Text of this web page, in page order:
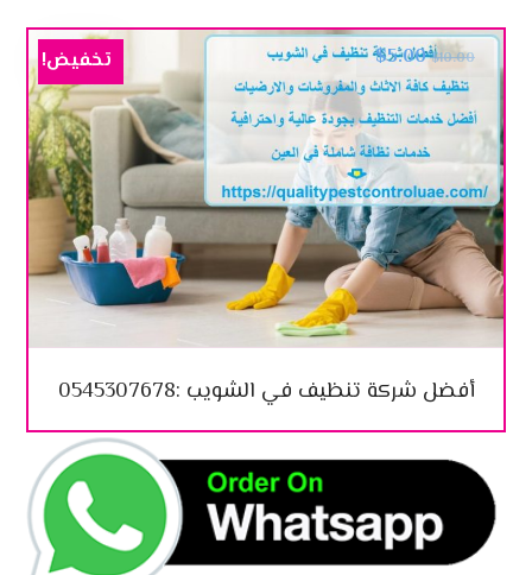
أفضل شركة تنظيف في الشويب :0545307678
$10.00
$5.00 تخفيض!